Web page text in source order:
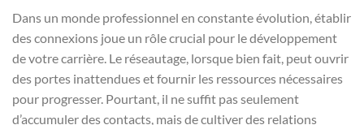
Dans un monde professionnel en constante évolution, établir
des connexions joue un rôle crucial pour le développement
de votre carrière. Le réseautage, lorsque bien fait, peut ouvrir
des portes inattendues et fournir les ressources nécessaires
pour progresser. Pourtant, il ne suffit pas seulement
d’accumuler des contacts, mais de cultiver des relations